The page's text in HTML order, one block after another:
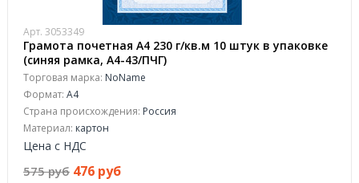
Арт. 3053349
Грамота почетная А4 230 г/кв.м 10 штук в упаковке
(синяя рамка, А4-43/ПЧГ)
Торговая марка: NoName
Формат: A4
Страна происхождения: Россия
Материал: картон
Цена с НДС
575 руб 476 руб